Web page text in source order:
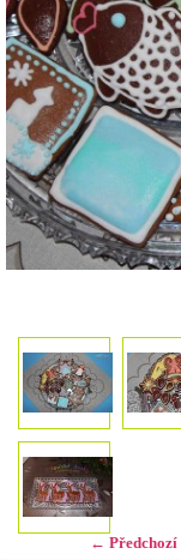
← Předchozí